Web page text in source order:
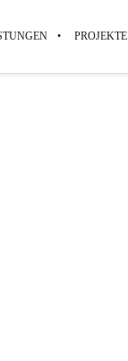
PROJEKTE